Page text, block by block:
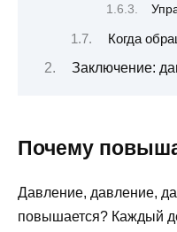
Когда
Заключение:
Почему
Давление, давление,
повышается? Каждый